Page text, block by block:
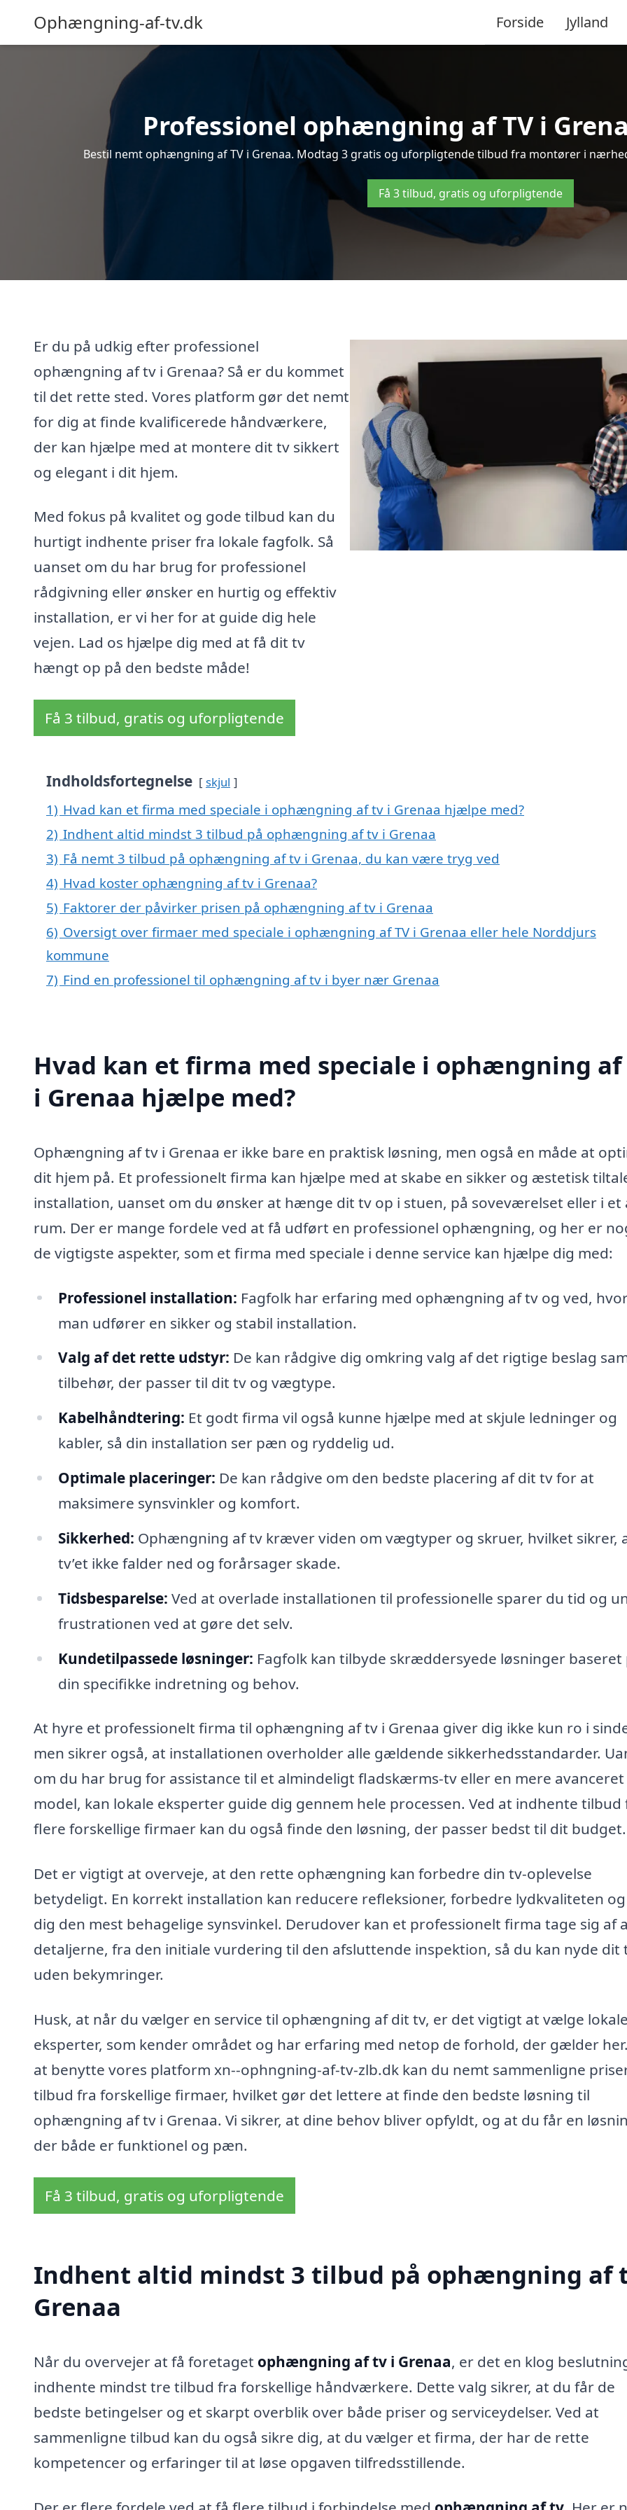
Ophængning-af-tv.dk Forside Jylland
Professionel ophængning af TV i
Bestil nemt ophængning af TV i Grenaa. Modtag 3 gratis og uforpligtende tilbud fra montører i
Få 3 tilbud, gratis og uforpligtende
Er du på udkig efter professionel
ophængning af tv i Grenaa? Så er du kommet
til det rette sted. Vores platform gør det nemt
for dig at finde kvalificerede håndværkere,
der kan hjælpe med at montere dit tv sikkert
og elegant i dit hjem.
Med fokus på kvalitet og gode tilbud kan du
hurtigt indhente priser fra lokale fagfolk. Så
uanset om du har brug for professionel
rådgivning eller ønsker en hurtig og effektiv
installation, er vi her for at guide dig hele
vejen. Lad os hjælpe dig med at få dit tv
hængt op på den bedste måde!
Få 3 tilbud, gratis og uforpligtende
Indholdsfortegnelse skjul
1) Hvad kan et firma med speciale i ophængning af tv i Grenaa hjælpe med?
2) Indhent altid mindst 3 tilbud på ophængning af tv i Grenaa
3) Få nemt 3 tilbud på ophængning af tv i Grenaa, du kan være tryg ved
4) Hvad koster ophængning af tv i Grenaa?
5) Faktorer der påvirker prisen på ophængning af tv i Grenaa
6) Oversigt over firmaer med speciale i ophængning af TV i Grenaa eller hele Norddjurs
kommune
7) Find en professionel til ophængning af tv i byer nær Grenaa
Hvad kan et firma med speciale i ophængning
i Grenaa hjælpe med?
Ophængning af tv i Grenaa er ikke bare en praktisk løsning, men også en måde at
dit hjem på. Et professionelt firma kan hjælpe med at skabe en sikker og æstetisk
installation, uanset om du ønsker at hænge dit tv op i stuen, på soveværelset eller i et
rum. Der er mange fordele ved at få udført en professionel ophængning, og her er
de vigtigste aspekter, som et firma med speciale i denne service kan hjælpe dig med:
Professionel installation: Fagfolk har erfaring med ophængning af tv og ved,
man udfører en sikker og stabil installation.
Valg af det rette udstyr: De kan rådgive dig omkring valg af det rigtige beslag
tilbehør, der passer til dit tv og vægtype.
Kabelhåndtering: Et godt firma vil også kunne hjælpe med at skjule ledninger og
kabler, så din installation ser pæn og ryddelig ud.
Optimale placeringer: De kan rådgive om den bedste placering af dit tv for at
maksimere synsvinkler og komfort.
Sikkerhed: Ophængning af tv kræver viden om vægtyper og skruer, hvilket sikrer,
tv’et ikke falder ned og forårsager skade.
Tidsbesparelse: Ved at overlade installationen til professionelle sparer du tid og
frustrationen ved at gøre det selv.
Kundetilpassede løsninger: Fagfolk kan tilbyde skræddersyede løsninger baseret
din specifikke indretning og behov.
At hyre et professionelt firma til ophængning af tv i Grenaa giver dig ikke kun ro i
men sikrer også, at installationen overholder alle gældende sikkerhedsstandarder.
om du har brug for assistance til et almindeligt fladskærms-tv eller en mere avanceret
model, kan lokale eksperter guide dig gennem hele processen. Ved at indhente tilbud
flere forskellige firmaer kan du også finde den løsning, der passer bedst til dit budget.
Det er vigtigt at overveje, at den rette ophængning kan forbedre din tv-oplevelse
betydeligt. En korrekt installation kan reducere refleksioner, forbedre lydkvaliteten
dig den mest behagelige synsvinkel. Derudover kan et professionelt firma tage sig af
detaljerne, fra den initiale vurdering til den afsluttende inspektion, så du kan nyde dit
uden bekymringer.
Husk, at når du vælger en service til ophængning af dit tv, er det vigtigt at vælge lokale
eksperter, som kender området og har erfaring med netop de forhold, der gælder
at benytte vores platform xn--ophngning-af-tv-zlb.dk kan du nemt sammenligne
tilbud fra forskellige firmaer, hvilket gør det lettere at finde den bedste løsning til
ophængning af tv i Grenaa. Vi sikrer, at dine behov bliver opfyldt, og at du får en
der både er funktionel og pæn.
Få 3 tilbud, gratis og uforpligtende
Indhent altid mindst 3 tilbud på ophængning af
Grenaa
Når du overvejer at få foretaget ophængning af tv i Grenaa, er det en klog
indhente mindst tre tilbud fra forskellige håndværkere. Dette valg sikrer, at du får de
bedste betingelser og et skarpt overblik over både priser og serviceydelser. Ved at
sammenligne tilbud kan du også sikre dig, at du vælger et firma, der har de rette
kompetencer og erfaringer til at løse opgaven tilfredsstillende.